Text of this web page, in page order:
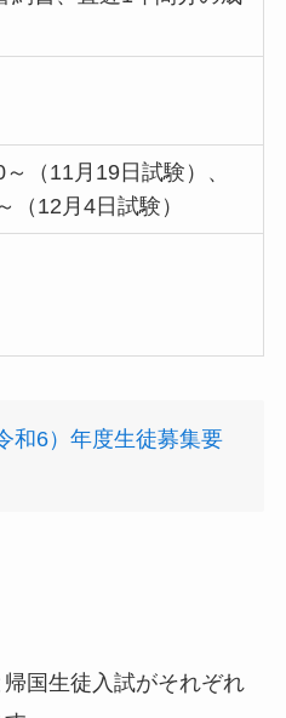
（11月19日試験）、
（12月4日試験）
和6）年度生徒募集要
国生徒入試がそれぞれ